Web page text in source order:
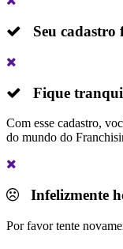
Seu cadastro
Fique
Com esse cadastro,
do mundo do
Infelizmente
Por favor tente